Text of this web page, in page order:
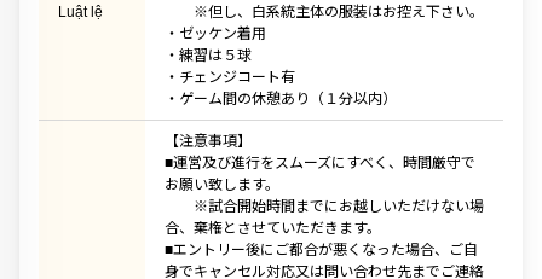
Luật lệ
※但し、白系統主体の服装はお控え下さい。
・ゼッケン着用
・練習は５球
・チェンジコート有
・ゲーム間の休憩あり（１分以内）
【注意事項】
■運営及び進行をスムーズにすべく、時間厳守で
お願い致します。
※試合開始時間までにお越しいただけない場
合、棄権とさせていただきます。
■エントリー後にご都合が悪くなった場合、ご自
身でキャンセル対応又は問い合わせ先までご連絡